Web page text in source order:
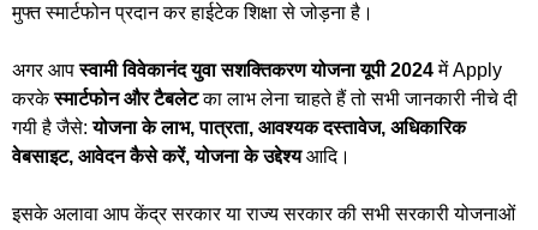
मुफ्त स्मार्टफोन प्रदान कर हाईटेक शिक्षा से जोड़ना है।
अगर आपस्वामी विवेकानंद युवा सशक्तिकरण योजना यूपी 2024में Apply
करकेस्मार्टफोन और टैबलेटका लाभ लेना चाहते हैं तो सभी जानकारी नीचे दी
गयी है जैसे:योजना के लाभ, पात्रता, आवश्यक दस्तावेज, अधिकारिक
वेबसाइट, आवेदन कैसे करें, योजना के उद्देश्यआदि।
इसके अलावा आप केंद्र सरकार या राज्य सरकार की सभी सरकारी योजनाओं